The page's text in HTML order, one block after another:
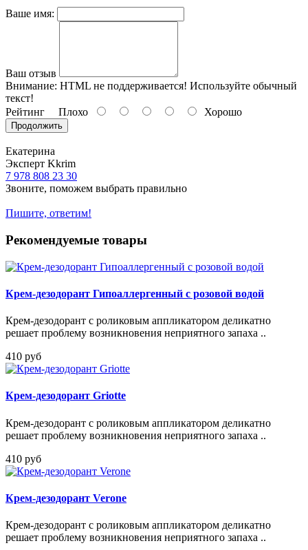
Ваше имя:
Ваш отзыв
Внимание: HTML не поддерживается! Используйте обычный
текст!
Рейтинг Плохо Хорошо
Продолжить
Екатерина
Эксперт Kkrim
7 978 808 23 30
Звоните, поможем выбрать правильно
Пишите, ответим!
Рекомендуемые товары
Крем-дезодорант Гипоаллергенный с розовой водой
Крем-дезодорант с роликовым аппликатором деликатно
решает проблему возникновения неприятного запаха ..
410 руб
Крем-дезодорант Griotte
Крем-дезодорант с роликовым аппликатором деликатно
решает проблему возникновения неприятного запаха ..
410 руб
Крем-дезодорант Verone
Крем-дезодорант с роликовым аппликатором деликатно
решает проблему возникновения неприятного запаха ..